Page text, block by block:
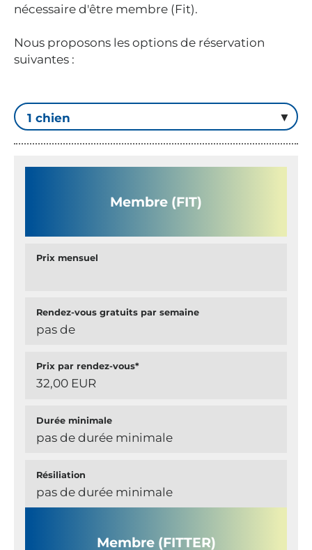
nécessaire d'être membre (Fit).
Nous proposons les options de réservation
suivantes :
Membre (FIT)
Prix mensuel
Rendez-vous gratuits par semaine
pas de
Prix par rendez-vous*
32,00 EUR
Durée minimale
pas de durée minimale
Résiliation
pas de durée minimale
Membre (FITTER)